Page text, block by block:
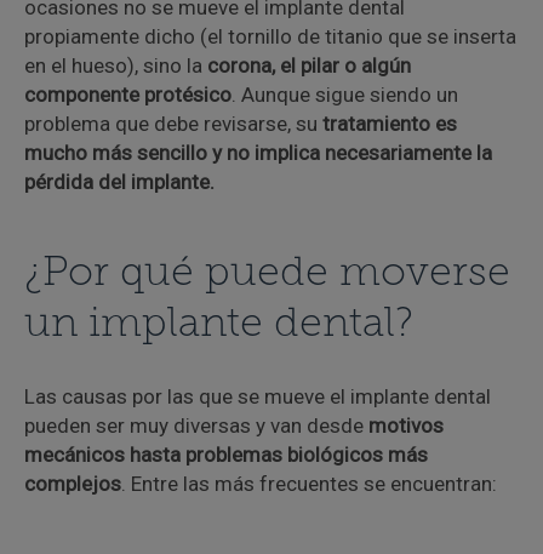
ocasiones no se mueve el implante dental
propiamente dicho (el tornillo de titanio que se inserta
en el hueso), sino la corona, el pilar o algún
componente protésico. Aunque sigue siendo un
problema que debe revisarse, su tratamiento es
mucho más sencillo y no implica necesariamente la
pérdida del implante.
¿Por qué puede moverse
un implante dental?
Las causas por las que se mueve el implante dental
pueden ser muy diversas y van desde motivos
mecánicos hasta problemas biológicos más
complejos. Entre las más frecuentes se encuentran: